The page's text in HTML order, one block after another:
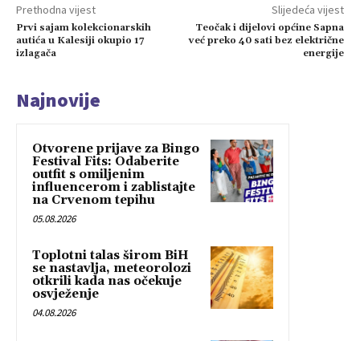
Prethodna vijest
Prvi sajam kolekcionarskih
autića u Kalesiji okupio 17
izlagača
Slijedeća vijest
Teočak i dijelovi općine Sapna
već preko 40 sati bez električne
energije
Najnovije
Otvorene prijave za Bingo
Festival Fits: Odaberite
outfit s omiljenim
influencerom i zablistajte
na Crvenom tepihu
05.08.2026
Toplotni talas širom BiH
se nastavlja, meteorolozi
otkrili kada nas očekuje
osvježenje
04.08.2026